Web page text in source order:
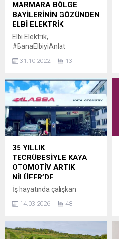
MARMARA BÖLGE
BAYİLERİNİN GÖZÜNDEN
ELBİ ELEKTRİK
Elbi Elektrik,
#BanaElbiyiAnlat
Söyleşi Dizisine bu ay
faaliyetlerini sürdüren
bayileri ile devam ediyor.
Marmara Bölgesi bayileri
her açıdan Elbi Elektrik’i
anlatıyor. Mimari projelerin
ve dekorasyonda tarz
arayışında olan son
tüketicilerin anahtar-priz
denildiğinde akıllarına gelen
ilk isimlerden Elbi Elektrik,
bayileri ile...
31.10.2022 13
35 YILLIK
TECRÜBESİYLE KAYA
OTOMOTİV ARTIK
NİLÜFER’DE..
İş hayatında çalışkan
katarak günümüzde bir çok
çalışmalar ortaya koyan,
14.03.2026 48